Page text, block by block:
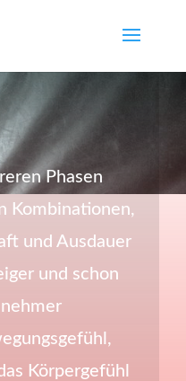
Phasen
Kombinationen,
und Ausdauer
und schon
Körpergefühl